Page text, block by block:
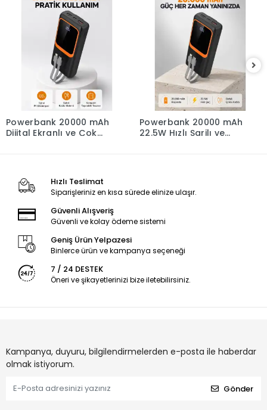
Powerbank 20000 mAh
Dijital Ekranlı ve Çok
Powerbank 20000 mAh
22.5W Hızlı Şarjlı ve
Hızlı Teslimat
Siparişleriniz en kısa sürede elinize ulaşır.
Güvenli Alışveriş
Güvenli ve kolay ödeme sistemi
Geniş Ürün Yelpazesi
Binlerce ürün ve kampanya seçeneği
7 / 24 DESTEK
Öneri ve şikayetlerinizi bize iletebilirsiniz.
Kampanya, duyuru, bilgilendirmelerden e-posta ile haberdar
olmak istiyorum.
Gönder